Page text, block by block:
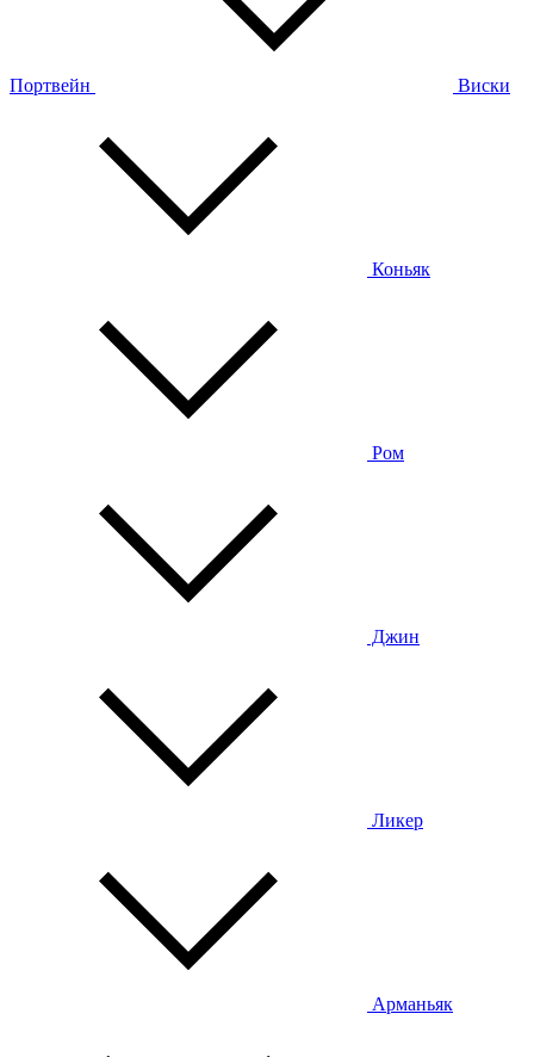
Портвейн Виски
Коньяк
Ром
Джин
Ликер
Арманьяк